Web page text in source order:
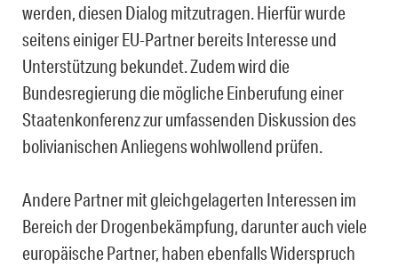
werden, diesen Dialog mitzutragen. Hierfür wurde
seitens einiger EU-Partner bereits Interesse und
Unterstützung bekundet. Zudem wird die
Bundesregierung die mögliche Einberufung einer
Staatenkonferenz zur umfassenden Diskussion des
bolivianischen Anliegens wohlwollend prüfen.
Andere Partner mit gleichgelagerten Interessen im
Bereich der Drogenbekämpfung, darunter auch viele
europäische Partner, haben ebenfalls Widerspruch